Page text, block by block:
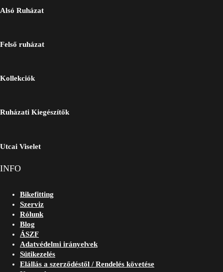
Alsó Ruházat
Felső ruházat
Kollekciók
Ruházati Kiegészítők
Utcai Viselet
INFO
Bikefitting
Szerviz
Rólunk
Blog
ÁSZF
Adatvédelmi irányelvek
Sütikezelés
Elállás a szerződéstől / Rendelés követése